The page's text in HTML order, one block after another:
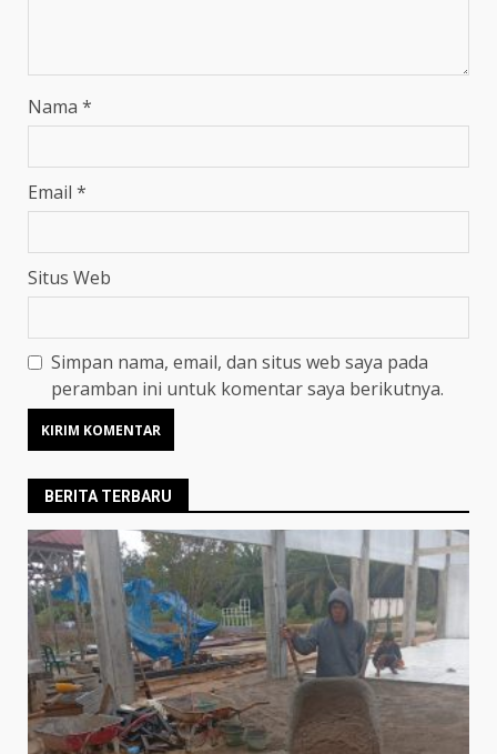
Nama *
Email *
Situs Web
Simpan nama, email, dan situs web saya pada
peramban ini untuk komentar saya berikutnya.
BERITA TERBARU